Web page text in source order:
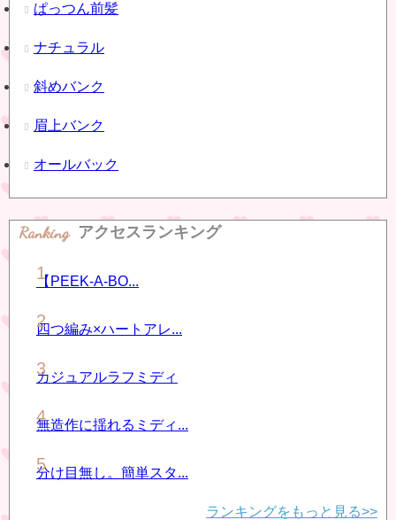
ぱっつん前髪
ナチュラル
斜めバンク
眉上バンク
オールバック
Ranking アクセスランキング
【PEEK-A-BO...
四つ編み×ハートアレ...
カジュアルラフミディ
無造作に揺れるミディ...
分け目無し。簡単スタ...
ランキングをもっと見る>>